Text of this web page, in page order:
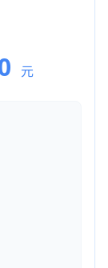
元